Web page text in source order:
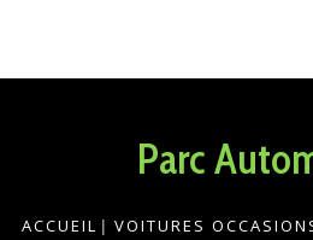
Parc
ACCUEIL | VOITURES